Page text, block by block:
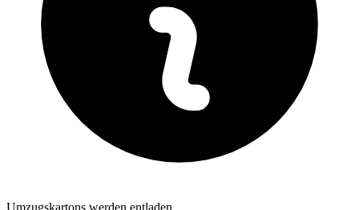
Umzugskartons werden entladen